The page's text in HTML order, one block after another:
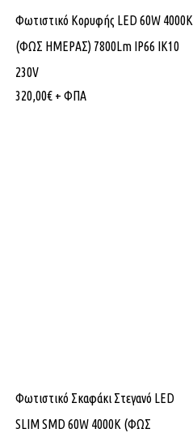
Φωτιστικό Κορυφής LED 60W 4000K
(ΦΩΣ ΗΜΕΡΑΣ) 7800Lm IP66 ΙΚ10
230V
320,00€ + ΦΠΑ
Φωτιστικό Σκαφάκι Στεγανό LED
SLIM SMD 60W 4000K (ΦΩΣ